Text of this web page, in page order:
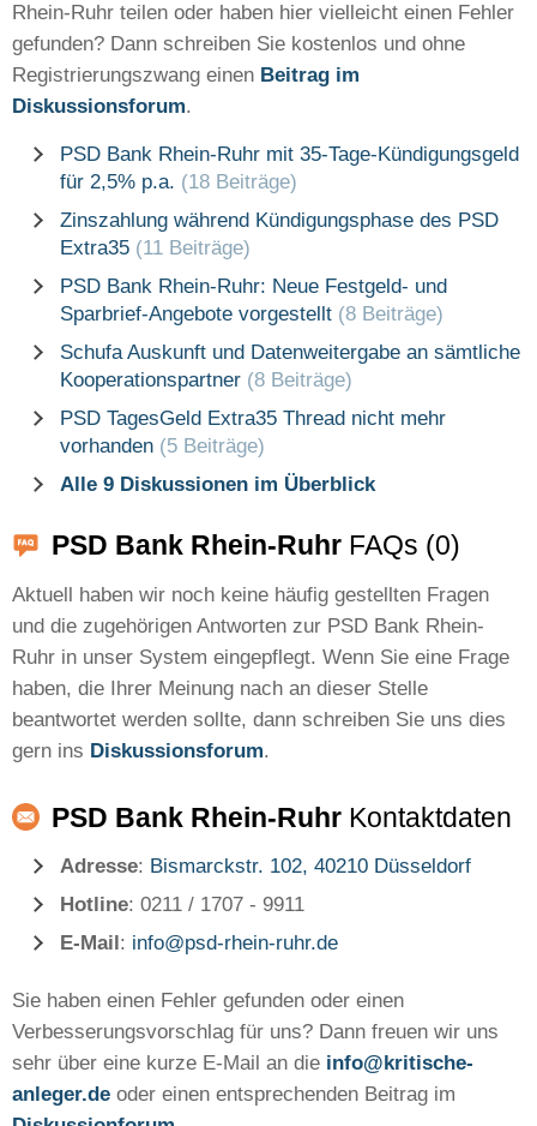
Rhein-Ruhr teilen oder haben hier vielleicht einen Fehler
gefunden? Dann schreiben Sie kostenlos und ohne
Registrierungszwang einen Beitrag im
Diskussionsforum.
PSD Bank Rhein-Ruhr mit 35-Tage-Kündigungsgeld
für 2,5% p.a. (18 Beiträge)
Zinszahlung während Kündigungsphase des PSD
Extra35 (11 Beiträge)
PSD Bank Rhein-Ruhr: Neue Festgeld- und
Sparbrief-Angebote vorgestellt (8 Beiträge)
Schufa Auskunft und Datenweitergabe an sämtliche
Kooperationspartner (8 Beiträge)
PSD TagesGeld Extra35 Thread nicht mehr
vorhanden (5 Beiträge)
Alle 9 Diskussionen im Überblick
PSD Bank Rhein-Ruhr FAQs (0)
Aktuell haben wir noch keine häufig gestellten Fragen
und die zugehörigen Antworten zur PSD Bank Rhein-
Ruhr in unser System eingepflegt. Wenn Sie eine Frage
haben, die Ihrer Meinung nach an dieser Stelle
beantwortet werden sollte, dann schreiben Sie uns dies
gern ins Diskussionsforum.
PSD Bank Rhein-Ruhr Kontaktdaten
Adresse: Bismarckstr. 102, 40210 Düsseldorf
Hotline: 0211 / 1707 - 9911
E-Mail: info@psd-rhein-ruhr.de
Sie haben einen Fehler gefunden oder einen
Verbesserungsvorschlag für uns? Dann freuen wir uns
sehr über eine kurze E-Mail an die info@kritische-
anleger.de oder einen entsprechenden Beitrag im